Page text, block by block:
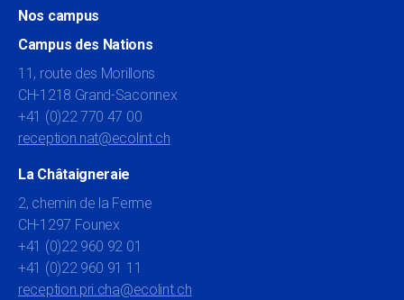
Nos campus
Campus des Nations
11, route des Morillons
CH-1218 Grand-Saconnex
+41 (0)22 770 47 00
reception.nat@ecolint.ch
La Châtaigneraie
2, chemin de la Ferme
CH-1297 Founex
+41 (0)22 960 92 01
+41 (0)22 960 91 11
reception.pri.cha@ecolint.ch